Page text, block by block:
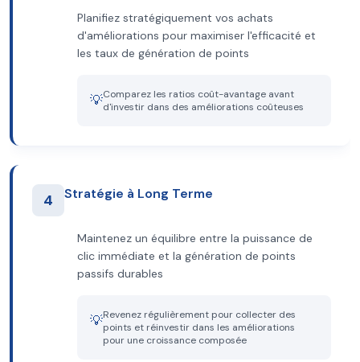
Planifiez stratégiquement vos achats
d'améliorations pour maximiser l'efficacité et
les taux de génération de points
💡Comparez les ratios coût-avantage avant
d'investir dans des améliorations coûteuses
4 Stratégie à Long Terme
Maintenez un équilibre entre la puissance de
clic immédiate et la génération de points
passifs durables
💡Revenez régulièrement pour collecter des
points et réinvestir dans les améliorations
pour une croissance composée